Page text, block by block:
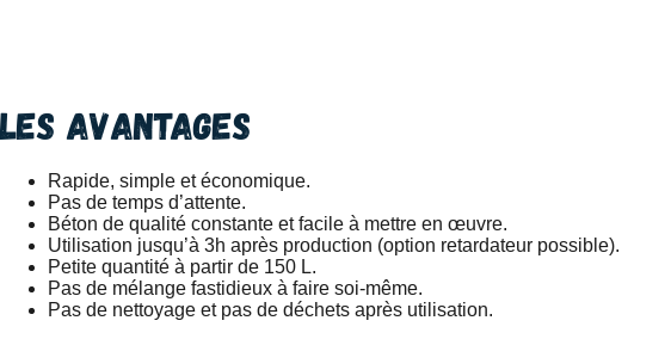
Les avantages
Rapide, simple et économique.
Pas de temps d’attente.
Béton de qualité constante et facile à mettre en œuvre.
Utilisation jusqu’à 3h après production (option retardateur possible).
Petite quantité à partir de 150 L.
Pas de mélange fastidieux à faire soi-même.
Pas de nettoyage et pas de déchets après utilisation.